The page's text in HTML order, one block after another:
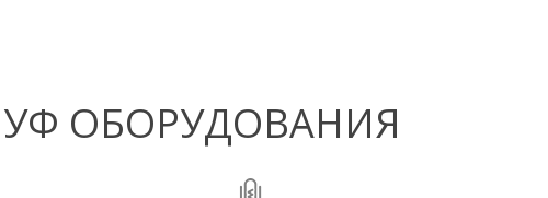
ОБОРУДОВАНИЯ